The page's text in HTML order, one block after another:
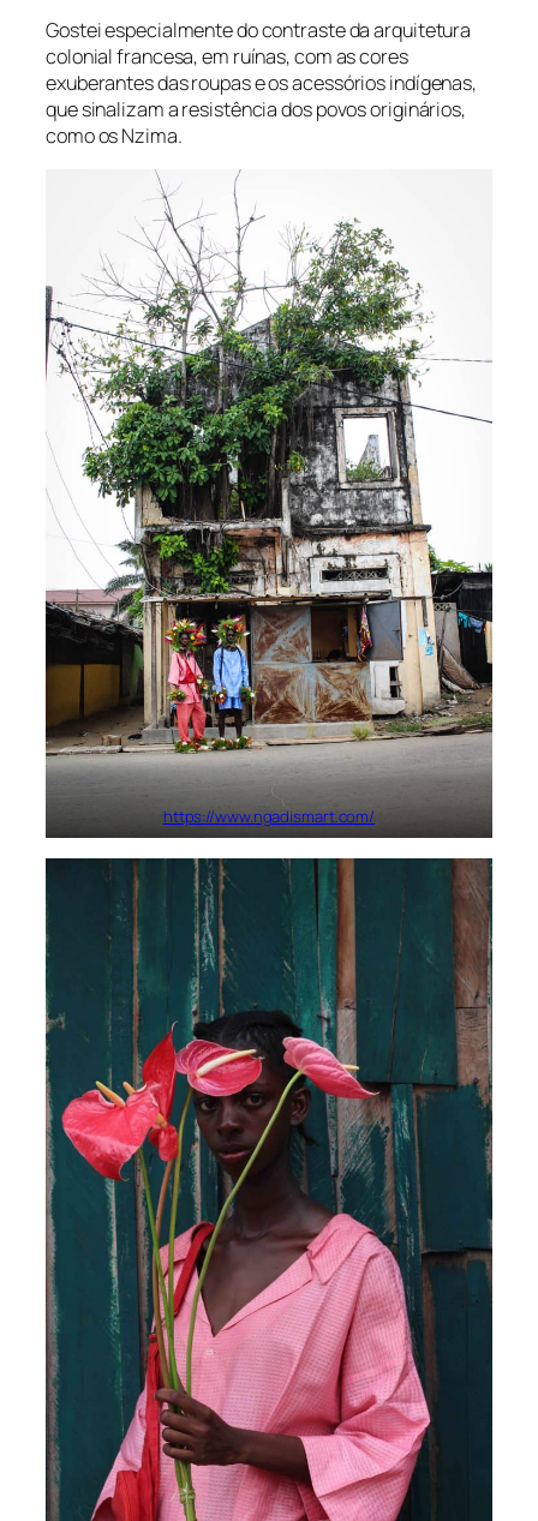
Gostei especialmente do contraste da arquitetura
colonial francesa, em ruínas, com as cores
exuberantes das roupas e os acessórios indígenas,
que sinalizam a resistência dos povos originários,
como os Nzima.
https://www.ngadismart.com/